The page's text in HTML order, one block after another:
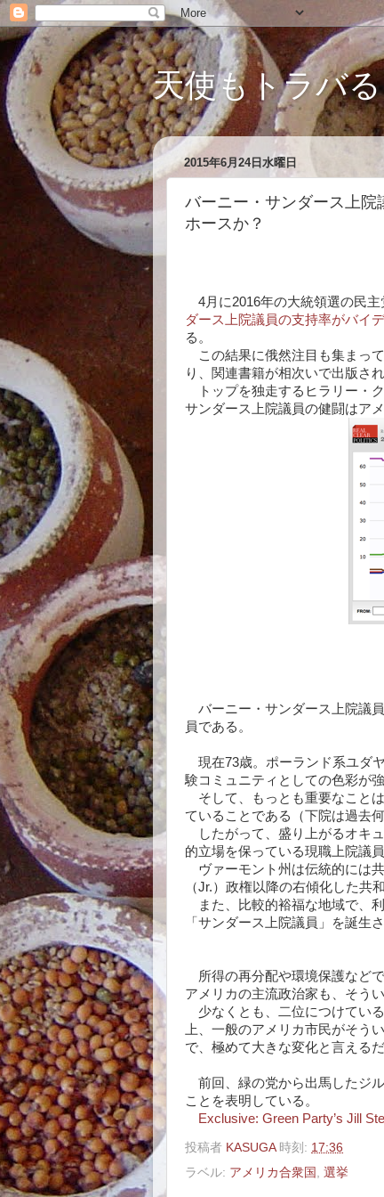
天使もトラバ
2015年6月24日水曜日
バーニー・サンダース上院
ホースか？
4月に2016年の大統領選の民主
ダース上院議員の支持率がバイ
る。
この結果に俄然注目も集まっ
り、関連書籍が相次いで出版さ
トップを独走するヒラリー・
サンダース上院議員の健闘はア
バーニー・サンダース上院議
員である。
現在73歳。ポーランド系ユダ
験コミュニティとしての色彩が
そして、もっとも重要なこと
ていることである（下院は過去
したがって、盛り上がるオキ
的立場を保っている現職上院議
ヴァーモント州は伝統的には
（Jr.）政権以降の右傾化した共
また、比較的裕福な地域で、
「サンダース上院議員」を誕生さ
所得の再分配や環境保護など
アメリカの主流政治家も、そう
少なくとも、二位につけてい
上、一般のアメリカ市民がそう
で、極めて大きな変化と言えるだ
前回、緑の党から出馬したジ
ことを表明している。
Exclusive: Green Party’s Jill
投稿者 KASUGA 時刻: 17:36
ラベル: アメリカ合衆国 選挙